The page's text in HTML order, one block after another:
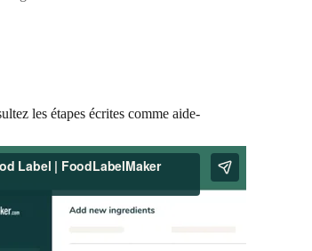
les étapes écrites comme aide-